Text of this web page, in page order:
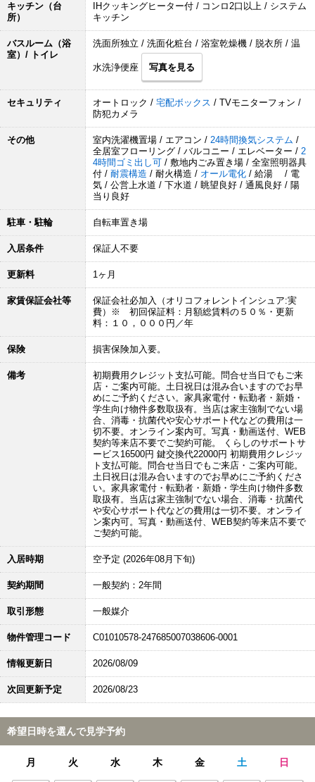
キッチン（台
所）
IHクッキングヒーター付 / コンロ2口以上 / システム
キッチン
バスルーム（浴
室）/ トイレ
洗面所独立 / 洗面化粧台 / 浴室乾燥機 / 脱衣所 / 温
水洗浄便座 写真を見る
セキュリティ オートロック / 宅配ボックス / TVモニターフォン /
防犯カメラ
その他 室内洗濯機置場 / エアコン / 24時間換気システム /
全居室フローリング / バルコニー / エレベーター / 2
4時間ゴミ出し可 / 敷地内ごみ置き場 / 全室照明器具
付 / 耐震構造 / 耐火構造 / オール電化 / 給湯 / 電
気 / 公営上水道 / 下水道 / 眺望良好 / 通風良好 / 陽
当り良好
駐車・駐輪 自転車置き場
入居条件 保証人不要
更新料 1ヶ月
家賃保証会社等
保証会社必加入（オリコフォレントインシュア:実
費）※ 初回保証料：月額総賃料の５０％・更新
料：１０，０００円／年
保険 損害保険加入要。
備考
初期費用クレジット支払可能。問合せ当日でもご来
店・ご案内可能。土日祝日は混み合いますのでお早
めにご予約ください。家具家電付・転勤者・新婚・
学生向け物件多数取扱有。当店は家主強制でない場
合、消毒・抗菌代や安心サポート代などの費用は一
切不要。オンライン案内可。写真・動画送付、WEB
契約等来店不要でご契約可能。 くらしのサポートサ
ービス16500円 鍵交換代22000円 初期費用クレジッ
ト支払可能。問合せ当日でもご来店・ご案内可能。
土日祝日は混み合いますのでお早めにご予約くださ
い。家具家電付・転勤者・新婚・学生向け物件多数
取扱有。当店は家主強制でない場合、消毒・抗菌代
や安心サポート代などの費用は一切不要。オンライ
ン案内可。写真・動画送付、WEB契約等来店不要で
ご契約可能。
入居時期 空予定 (2026年08月下旬)
契約期間 一般契約：2年間
取引形態 一般媒介
物件管理コード C01010578-247685007038606-0001
情報更新日 2026/08/09
次回更新予定 2026/08/23
希望日時を選んで見学予約
月 火 水 木 金 土 日